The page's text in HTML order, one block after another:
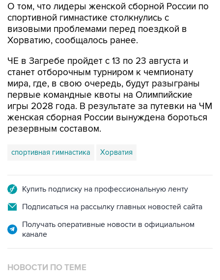
О том, что лидеры женской сборной России по
спортивной гимнастике столкнулись с
визовыми проблемами перед поездкой в
Хорватию, сообщалось ранее.
ЧЕ в Загребе пройдет с 13 по 23 августа и
станет отборочным турниром к чемпионату
мира, где, в свою очередь, будут разыграны
первые командные квоты на Олимпийские
игры 2028 года. В результате за путевки на ЧМ
женская сборная России вынуждена бороться
резервным составом.
спортивная гимнастика Хорватия
Купить подписку на профессиональную ленту
Подписаться на рассылку главных новостей сайта
Получать оперативные новости в официальном
канале
НОВОСТИ ПО ТЕМЕ